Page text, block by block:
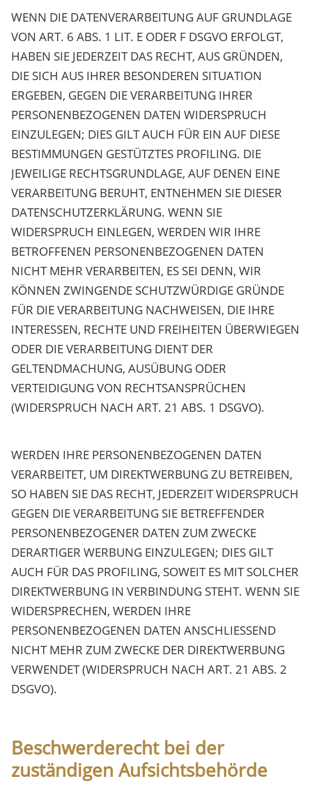
WENN DIE DATENVERARBEITUNG AUF GRUNDLAGE
VON ART. 6 ABS. 1 LIT. E ODER F DSGVO ERFOLGT,
HABEN SIE JEDERZEIT DAS RECHT, AUS GRÜNDEN,
DIE SICH AUS IHRER BESONDEREN SITUATION
ERGEBEN, GEGEN DIE VERARBEITUNG IHRER
PERSONENBEZOGENEN DATEN WIDERSPRUCH
EINZULEGEN; DIES GILT AUCH FÜR EIN AUF DIESE
BESTIMMUNGEN GESTÜTZTES PROFILING. DIE
JEWEILIGE RECHTSGRUNDLAGE, AUF DENEN EINE
VERARBEITUNG BERUHT, ENTNEHMEN SIE DIESER
DATENSCHUTZERKLÄRUNG. WENN SIE
WIDERSPRUCH EINLEGEN, WERDEN WIR IHRE
BETROFFENEN PERSONENBEZOGENEN DATEN
NICHT MEHR VERARBEITEN, ES SEI DENN, WIR
KÖNNEN ZWINGENDE SCHUTZWÜRDIGE GRÜNDE
FÜR DIE VERARBEITUNG NACHWEISEN, DIE IHRE
INTERESSEN, RECHTE UND FREIHEITEN ÜBERWIEGEN
ODER DIE VERARBEITUNG DIENT DER
GELTENDMACHUNG, AUSÜBUNG ODER
VERTEIDIGUNG VON RECHTSANSPRÜCHEN
(WIDERSPRUCH NACH ART. 21 ABS. 1 DSGVO).
WERDEN IHRE PERSONENBEZOGENEN DATEN
VERARBEITET, UM DIREKTWERBUNG ZU BETREIBEN,
SO HABEN SIE DAS RECHT, JEDERZEIT WIDERSPRUCH
GEGEN DIE VERARBEITUNG SIE BETREFFENDER
PERSONENBEZOGENER DATEN ZUM ZWECKE
DERARTIGER WERBUNG EINZULEGEN; DIES GILT
AUCH FÜR DAS PROFILING, SOWEIT ES MIT SOLCHER
DIREKTWERBUNG IN VERBINDUNG STEHT. WENN SIE
WIDERSPRECHEN, WERDEN IHRE
PERSONENBEZOGENEN DATEN ANSCHLIESSEND
NICHT MEHR ZUM ZWECKE DER DIREKTWERBUNG
VERWENDET (WIDERSPRUCH NACH ART. 21 ABS. 2
DSGVO).
Beschwerderecht bei der
zuständigen Aufsichtsbehörde